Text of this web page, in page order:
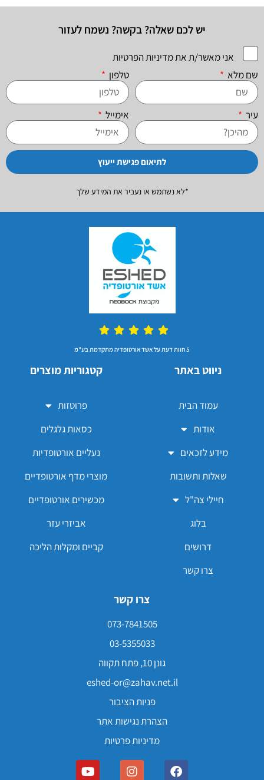
יש לכם שאלה? בקשה? נשמח לעזור
אני מאשר/ת את מדיניות הפרטיות
שם מלא
טלפון
עיר אימייל
לתיאום פגישת ייעוץ
*לא נשתמש או נעביר את המידע שלך
5 חוות דעת על אשד אורטופדיה מתקדמת בע"מ
ניווט באתר
עמוד הבית
אודות
מידע לזכאים
שאלות ותשובות
חיילי צה"ל
בלוג
דרושים
צרו קשר
קטגוריות מוצרים
פרוטזות
כסאות גלגלים
נעליים אורטופדיות
מוצרי מדף אורטופדיים
מכשירים אורטופדיים
אביזרי עזר
קביים ומקלות הליכה
צרו קשר
073-7841505
03-5355033
גונן 10, פתח תקווה
eshed-or@zahav.net.il
פניות הציבור
הצהרת נגישות אתר
מדיניות פרטיות